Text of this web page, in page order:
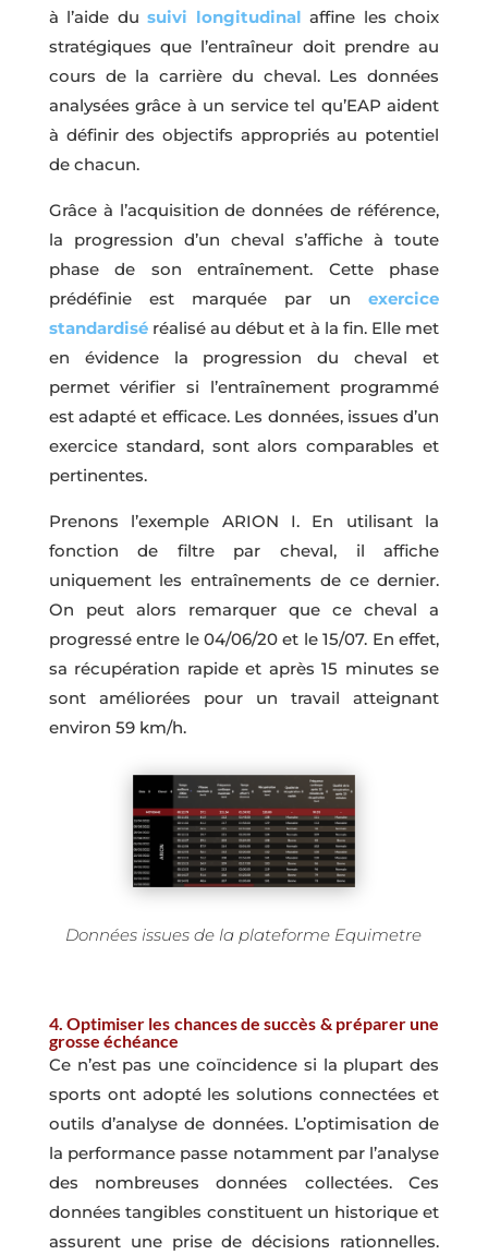
à l’aide dusuivi longitudinal affine les choix
stratégiques que l’entraîneur doit prendre au
cours de la carrière du cheval. Les données
analysées grâce à un service tel qu’EAP aident
à définir des objectifs appropriés au potentiel
de chacun.
Grâce à l’acquisition de données de référence,
la progression d’un cheval s’affiche à toute
phase de son entraînement. Cette phase
prédéfinie est marquée par unexercice
standardisé réalisé au début et à la fin. Elle met
en évidence la progression du cheval et
permet vérifier si l’entraînement programmé
est adapté et efficace. Les données, issues d’un
exercice standard, sont alors comparables et
pertinentes.
Prenons l’exemple ARION I. En utilisant la
fonction de filtre par cheval, il affiche
uniquement les entraînements de ce dernier.
On peut alors remarquer que ce cheval a
progressé entre le 04/06/20 et le 15/07. En effet,
sa récupération rapide et après 15 minutes se
sont améliorées pour un travail atteignant
environ 59 km/h.
Données issues de la plateforme Equimetre
4. Optimiser les chances de succès & préparer une
grosse échéance
Ce n’est pas une coïncidence si la plupart des
sports ont adopté les solutions connectées et
outils d’analyse de données. L’optimisation de
la performance passe notamment par l’analyse
des nombreuses données collectées. Ces
données tangibles constituent un historique et
assurent une prise de décisions rationnelles.